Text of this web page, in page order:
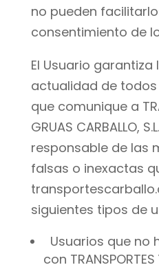
no pueden
consentimiento de
El Usuario
actualidad de
que comunique a
GRUAS CARBALLO,
responsable de las
falsas o inexactas
siguientes tipos de
Usuarios que no
con TRANSPORTES